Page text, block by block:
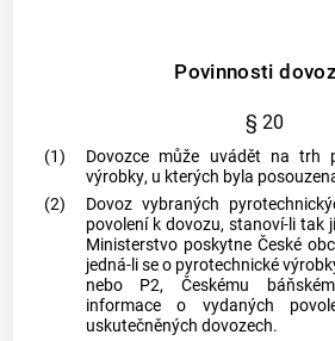
Povinnosti
§ 20
(1) Dovozcemůže uvádět na trh
výrobky, u kterých byla
(2)
Dovoz vybraných
povolení k dovozu, stanoví-li tak
Ministerstvo poskytne České
jedná-li se o pyrotechnické
nebo P2, Českému
informace o vydaných
uskutečněných dovozech.